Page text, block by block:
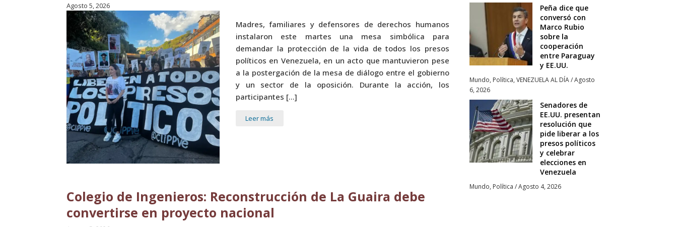
Agosto 5, 2026
Madres, familiares y defensores de derechos humanos
instalaron este martes una mesa simbólica para
demandar la protección de la vida de todos los presos
políticos en Venezuela, en un acto que mantuvieron pese
a la postergación de la mesa de diálogo entre el gobierno
y un sector de la oposición. Durante la acción, los
participantes […]
Leer más
Colegio de Ingenieros: Reconstrucción de La Guaira debe
convertirse en proyecto nacional
Peña dice que
conversó con
Marco Rubio
sobre la
cooperación
entre Paraguay
y EE.UU.
Mundo, Política, VENEZUELA AL DÍA/Agosto
6, 2026
Senadores de
EE.UU. presentan
resolución que
pide liberar a los
presos políticos
y celebrar
elecciones en
Venezuela
Mundo, Política /Agosto 4, 2026